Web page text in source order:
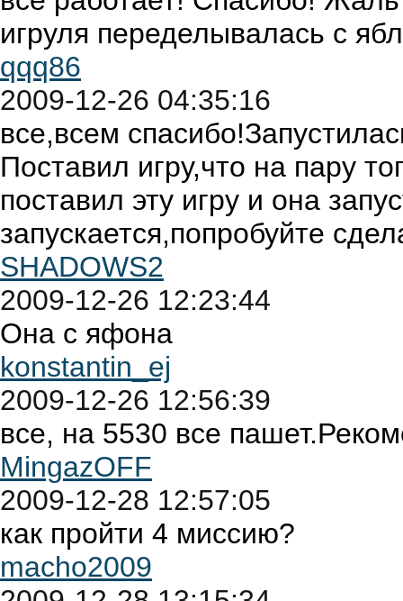
игруля переделывалась с
qqq86
2009-12-26 04:35:16
все,всем
Поставил игру,что на пару
поставил эту игру и она
запускается,попробуйте
SHADOWS2
2009-12-26 12:23:44
Она с яфона
konstantin_ej
2009-12-26 12:56:39
все, на 5530 все
MingazOFF
2009-12-28 12:57:05
как пройти 4 миссию?
macho2009